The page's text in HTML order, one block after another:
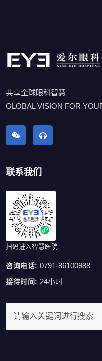
共享全球眼科智慧
GLOBAL VISION FOR
联系我们
扫码进入智慧医院
咨询电话: 0791-86100988
接待时间: 24小时